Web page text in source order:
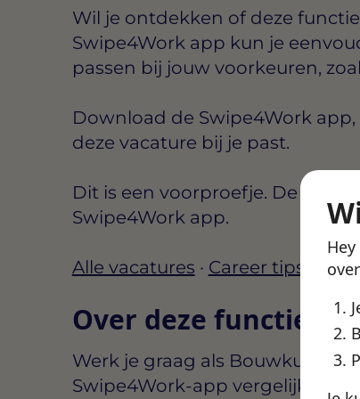
Wil je ontdekken of deze
Swipe4Work app kun je
passen bij jouw voorkeuren,
Download de Swipe4Work
deze vacature bij je past.
Dit is een voorproefje. De
Swipe4Work app.
Alle vacatures · Career tips
Over deze functie
Werk je graag als Bouwkundig
Swipe4Work-app vergelijk je